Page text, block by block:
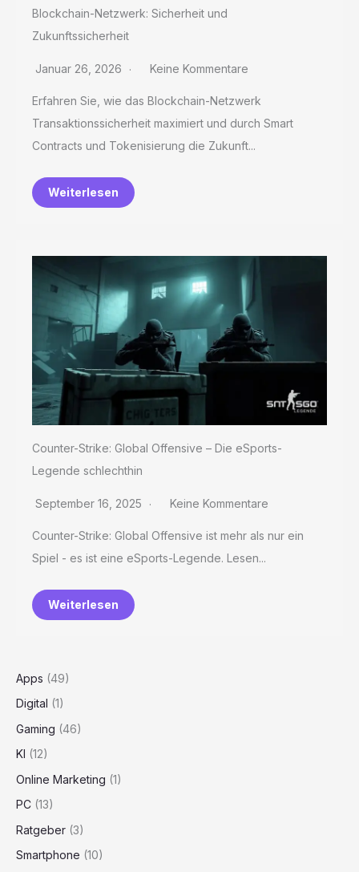
Blockchain-Netzwerk: Sicherheit und
Zukunftssicherheit
Januar 26, 2026 Keine Kommentare
Erfahren Sie, wie das Blockchain-Netzwerk
Transaktionssicherheit maximiert und durch Smart
Contracts und Tokenisierung die Zukunft...
Weiterlesen
Counter-Strike: Global Offensive – Die eSports-
Legende schlechthin
September 16, 2025 Keine Kommentare
Counter-Strike: Global Offensive ist mehr als nur ein
Spiel - es ist eine eSports-Legende. Lesen...
Weiterlesen
Apps (49)
Digital (1)
Gaming (46)
KI (12)
Online Marketing (1)
PC (13)
Ratgeber (3)
Smartphone (10)